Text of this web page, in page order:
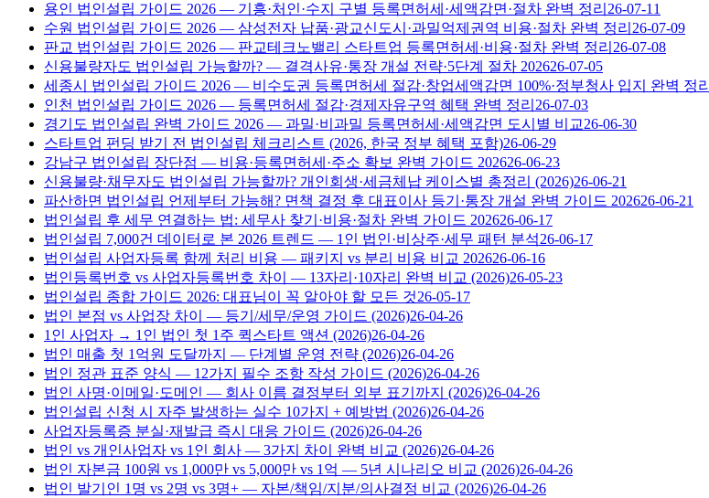
용인 법인설립 가이드 2026 — 기흥·처인·수지 구별 등록면허세·세액감면·절차 완벽 정리 26-07-11
수원 법인설립 가이드 2026 — 삼성전자 납품·광교신도시·과밀억제권역 비용·절차 완벽 정리 26-07-09
판교 법인설립 가이드 2026 — 판교테크노밸리 스타트업 등록면허세·비용·절차 완벽 정리 26-07-08
신용불량자도 법인설립 가능할까? — 결격사유·통장 개설 전략·5단계 절차 202626-07-05
세종시 법인설립 가이드 2026 — 비수도권 등록면허세 절감·창업세액감면 100%·정부청사 입지 완벽 정리
인천 법인설립 가이드 2026 — 등록면허세 절감·경제자유구역 혜택 완벽 정리 26-07-03
경기도 법인설립 완벽 가이드 2026 — 과밀·비과밀 등록면허세·세액감면 도시별 비교26-06-30
스타트업 펀딩 받기 전 법인설립 체크리스트 (2026, 한국 정부 혜택 포함)26-06-29
강남구 법인설립 장단점 — 비용·등록면허세·주소 확보 완벽 가이드 202626-06-23
신용불량·채무자도 법인설립 가능할까? 개인회생·세금체납 케이스별 총정리 (2026)26-06-21
파산하면 법인설립 언제부터 가능해? 면책 결정 후 대표이사 등기·통장 개설 완벽 가이드 202626-06-21
법인설립 후 세무 연결하는 법: 세무사 찾기·비용·절차 완벽 가이드 202626-06-17
법인설립 7,000건 데이터로 본 2026 트렌드 — 1인 법인·비상주·세무 패턴 분석26-06-17
법인설립 사업자등록 함께 처리 비용 — 패키지 vs 분리 비용 비교 202626-06-16
법인등록번호 vs 사업자등록번호 차이 — 13자리·10자리 완벽 비교 (2026)26-05-23
법인설립 종합 가이드 2026: 대표님이 꼭 알아야 할 모든 것26-05-17
법인 본점 vs 사업장 차이 — 등기/세무/운영 가이드 (2026)26-04-26
1인 사업자 → 1인 법인 첫 1주 퀵스타트 액션 (2026)26-04-26
법인 매출 첫 1억원 도달까지 — 단계별 운영 전략 (2026)26-04-26
법인 정관 표준 양식 — 12가지 필수 조항 작성 가이드 (2026)26-04-26
법인 사명·이메일·도메인 — 회사 이름 결정부터 외부 표기까지 (2026)26-04-26
법인설립 신청 시 자주 발생하는 실수 10가지 + 예방법 (2026)26-04-26
사업자등록증 분실·재발급 즉시 대응 가이드 (2026)26-04-26
법인 vs 개인사업자 vs 1인 회사 — 3가지 차이 완벽 비교 (2026)26-04-26
법인 자본금 100원 vs 1,000만 vs 5,000만 vs 1억 — 5년 시나리오 비교 (2026)26-04-26
법인 발기인 1명 vs 2명 vs 3명+ — 자본/책임/지분/의사결정 비교 (2026)26-04-26